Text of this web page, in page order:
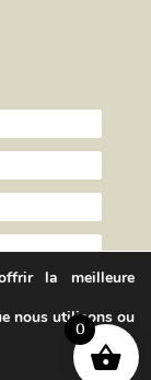
la meilleure
nous utilisons ou
0